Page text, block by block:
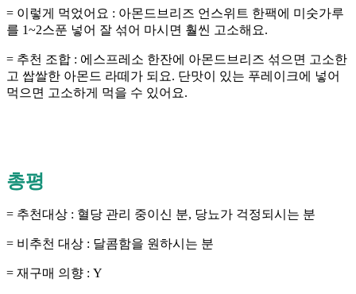
= 이렇게 먹었어요 : 아몬드브리즈 언스위트 한팩에 미숫가루
를 1~2스푼 넣어 잘 섞어 마시면 훨씬 고소해요.
= 추천 조합 : 에스프레소 한잔에 아몬드브리즈 섞으면 고소한
고 쌉쌀한 아몬드 라떼가 되요. 단맛이 있는 푸레이크에 넣어
먹으면 고소하게 먹을 수 있어요.
총평
= 추천대상 : 혈당 관리 중이신 분, 당뇨가 걱정되시는 분
= 비추천 대상 : 달콤함을 원하시는 분
= 재구매 의향 : Y